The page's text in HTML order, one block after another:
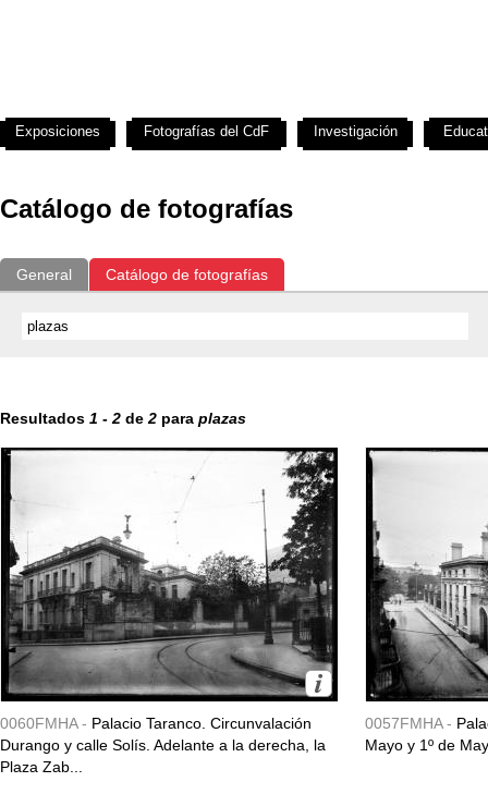
Catálogo de fotografías
General Catálogo de fotografías
Resultados 1 - 2 de 2 para plazas
0060FMHA - Palacio Taranco. Circunvalación
Durango y calle Solís. Adelante a la derecha, la
Plaza Zab...
0057FMHA -
Mayo y 1º de
Exposiciones Fotografías del CdF Investigación